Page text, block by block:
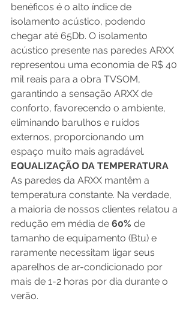
benéficos é o alto índice de
isolamento acústico, podendo
chegar até 65Db. O isolamento
acústico presente nas paredes ARXX
representou uma economia de R$ 40
mil reais para a obra TVSOM,
garantindo a sensação ARXX de
conforto, favorecendo o ambiente,
eliminando barulhos e ruídos
externos, proporcionando um
espaço muito mais agradável.
EQUALIZAÇÃO DA TEMPERATURA
As paredes da ARXX mantêm a
temperatura constante. Na verdade,
a maioria de nossos clientes relatou a
redução em média de 60% de
tamanho de equipamento (Btu) e
raramente necessitam ligar seus
aparelhos de ar-condicionado por
mais de 1-2 horas por dia durante o
verão.